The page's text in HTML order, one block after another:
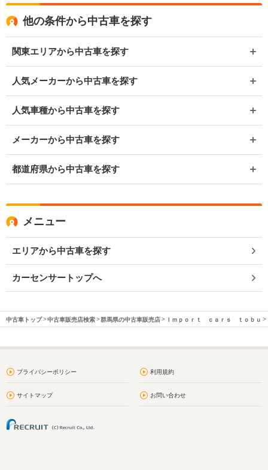
他の条件から中古車を探す
関東エリアから中古車を探す
人気メーカーから中古車を探す
人気車種から中古車を探す
メーカーから中古車を探す
都道府県から中古車を探す
メニュー
エリアから中古車を探す
カーセンサートップへ
中古車トップ 中古車販売店検索 群馬県の中古車販売店 Ｉｍｐｏｒｔ ｃａｒｓ ｔｏｂｕ
プライバシーポリシー 利用規約
サイトマップ お問い合わせ